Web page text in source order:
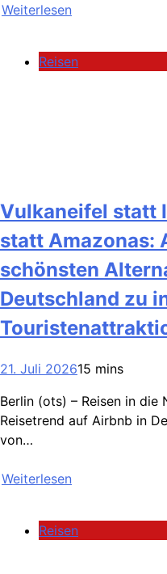
Weiterlesen
Reisen
Vulkaneifel statt
statt Amazonas:
schönsten
Deutschland zu
21. Juli 202615 mins
Berlin (ots) – Reisen in die
Reisetrend auf Airbnb in
von…
Weiterlesen
Reisen